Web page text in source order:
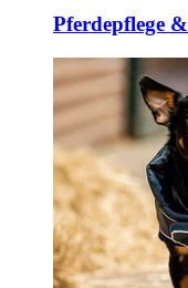
Pferdepflege